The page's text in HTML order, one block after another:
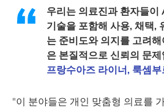
우리는 의료진과 환자들이
기술을 포함해 사용, 채택,
는 준비도와 의지를 고려
은 본질적으로 신뢰의 문제
프랑수아즈 라이너, 룩셈
"이 분야들은 개인 맞춤형 의료를